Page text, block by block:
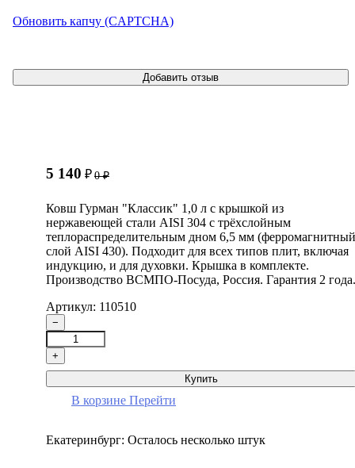
Обновить капчу (CAPTCHA)
5 140 ₽ 0 ₽
Ковш Гурман "Классик" 1,0 л с крышкой из
нержавеющей стали AISI 304 с трёхслойным
теплораспределительным дном 6,5 мм (ферромагнитный
слой AISI 430). Подходит для всех типов плит, включая
индукцию, и для духовки. Крышка в комплекте.
Производство ВСМПО-Посуда, Россия. Гарантия 2 года.
Артикул: 110510
−
+
Купить
В корзине Перейти
Екатеринбург: Осталось несколько штук